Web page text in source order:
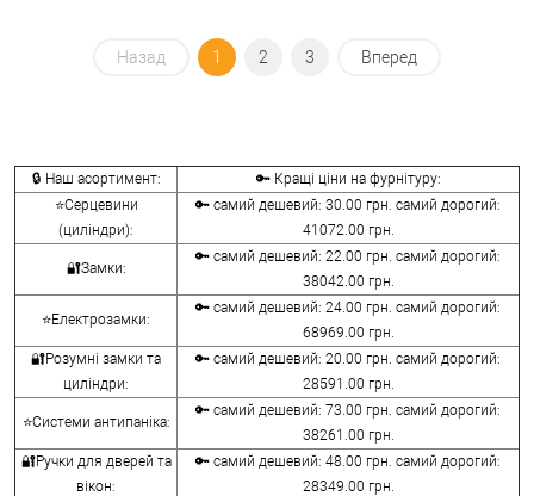
Назад 1 2 3 Вперед
🔒 Наш асортимент:
🔑 Кращі ціни на фурнітуру:
⭐Серцевини
(циліндри):
🔑 самий дешевий: 30.00 грн. самий дорогий:
41072.00 грн.
🔐Замки:
🔑 самий дешевий: 22.00 грн. самий дорогий:
38042.00 грн.
⭐Електрозамки:
🔑 самий дешевий: 24.00 грн. самий дорогий:
68969.00 грн.
🔐Розумні замки та
циліндри:
🔑 самий дешевий: 20.00 грн. самий дорогий:
28591.00 грн.
⭐Системи антипаніка:
🔑 самий дешевий: 73.00 грн. самий дорогий:
38261.00 грн.
🔐Ручки для дверей та
вікон:
🔑 самий дешевий: 48.00 грн. самий дорогий:
28349.00 грн.